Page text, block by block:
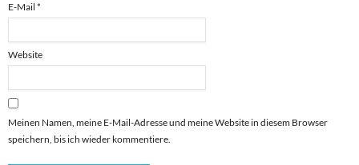
E-Mail *
Website
Meinen Namen, meine E-Mail-Adresse und meine Website in diesem Browser
speichern, bis ich wieder kommentiere.